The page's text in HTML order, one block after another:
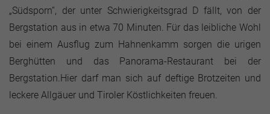
„Südsporn“, der unter Schwierigkeitsgrad D fällt, von der
Bergstation aus in etwa 70 Minuten. Für das leibliche Wohl
bei einem Ausflug zum Hahnenkamm sorgen die urigen
Berghütten und das Panorama-Restaurant bei der
Bergstation.Hier darf man sich auf deftige Brotzeiten und
leckere Allgäuer und Tiroler Köstlichkeiten freuen.